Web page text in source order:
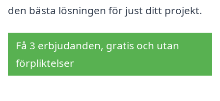
den bästa lösningen för just ditt projekt.
Få 3 erbjudanden, gratis och utan
förpliktelser